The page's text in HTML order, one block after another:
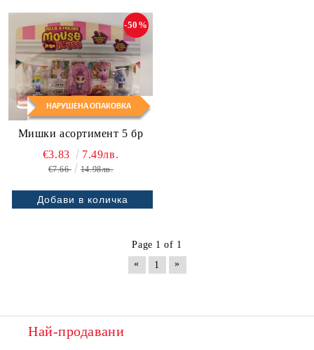
Мишки асортимент 5 бр
-50%
€3.83 7.49лв.
€7.66 14.98лв.
Page 1 of 1
«
1 »
Най-продавани